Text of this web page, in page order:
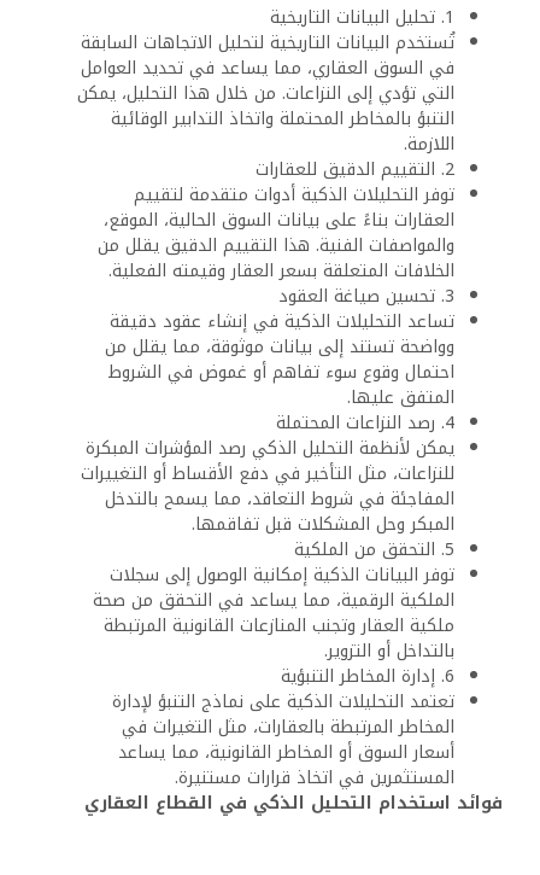
1. تحليل البيانات التاريخية
تُستخدم البيانات التاريخية لتحليل الاتجاهات السابقة
في السوق العقاري، مما يساعد في تحديد العوامل
التي تؤدي إلى النزاعات. من خلال هذا التحليل، يمكن
التنبؤ بالمخاطر المحتملة واتخاذ التدابير الوقائية
اللازمة.
2. التقييم الدقيق للعقارات
توفر التحليلات الذكية أدوات متقدمة لتقييم
العقارات بناءً على بيانات السوق الحالية، الموقع،
والمواصفات الفنية. هذا التقييم الدقيق يقلل من
الخلافات المتعلقة بسعر العقار وقيمته الفعلية.
3. تحسين صياغة العقود
تساعد التحليلات الذكية في إنشاء عقود دقيقة
وواضحة تستند إلى بيانات موثوقة، مما يقلل من
احتمال وقوع سوء تفاهم أو غموض في الشروط
المتفق عليها.
4. رصد النزاعات المحتملة
يمكن لأنظمة التحليل الذكي رصد المؤشرات المبكرة
للنزاعات، مثل التأخير في دفع الأقساط أو التغييرات
المفاجئة في شروط التعاقد، مما يسمح بالتدخل
المبكر وحل المشكلات قبل تفاقمها.
5. التحقق من الملكية
توفر البيانات الذكية إمكانية الوصول إلى سجلات
الملكية الرقمية، مما يساعد في التحقق من صحة
ملكية العقار وتجنب المنازعات القانونية المرتبطة
بالتداخل أو التزوير.
6. إدارة المخاطر التنبؤية
تعتمد التحليلات الذكية على نماذج التنبؤ لإدارة
المخاطر المرتبطة بالعقارات، مثل التغيرات في
أسعار السوق أو المخاطر القانونية، مما يساعد
المستثمرين في اتخاذ قرارات مستنيرة.
فوائد استخدام التحليل الذكي في القطاع العقاري